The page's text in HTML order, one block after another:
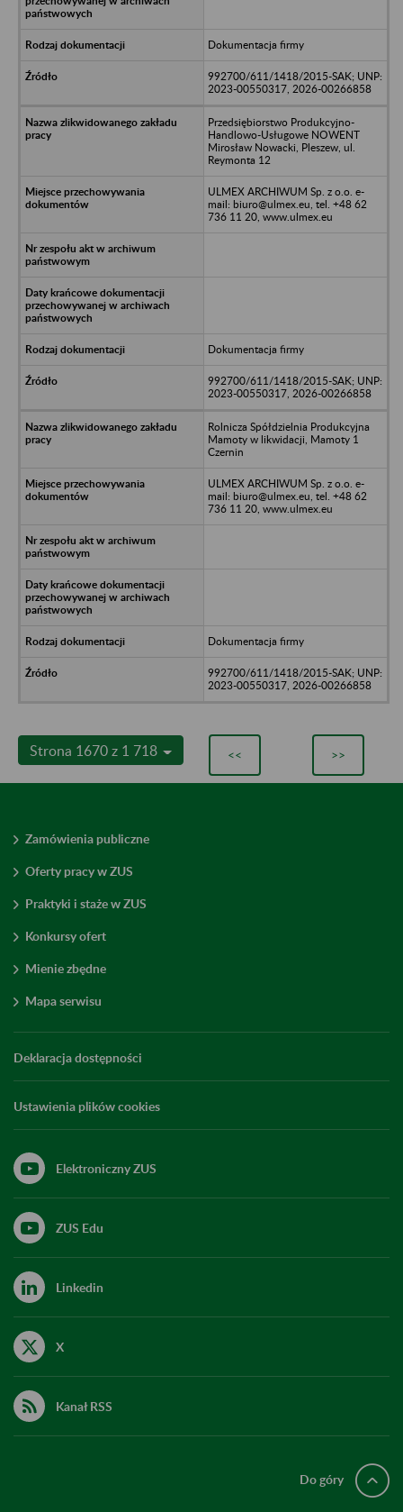
Dokumentacja firmy
992700/611/1418/2015-SAK; UNP:
2023-00550317, 2026-00266858
Przedsiębiorstwo Produkcyjno-
Handlowo-Usługowe NOWENT
Mirosław Nowacki, Pleszew, ul.
Reymonta 12
ULMEX ARCHIWUM Sp. z o.o. e-
mail: biuro@ulmex.eu, tel. +48 62
736 11 20, www.ulmex.eu
Dokumentacja firmy
992700/611/1418/2015-SAK; UNP:
2023-00550317, 2026-00266858
Rolnicza Spółdzielnia Produkcyjna
Mamoty w likwidacji, Mamoty 1
Czernin
ULMEX ARCHIWUM Sp. z o.o. e-
mail: biuro@ulmex.eu, tel. +48 62
736 11 20, www.ulmex.eu
Dokumentacja firmy
992700/611/1418/2015-SAK; UNP:
2023-00550317, 2026-00266858
Strona 1670 z 1 718 << >>
Zamówienia publiczne
Oferty pracy w ZUS
Praktyki i staże w ZUS
Konkursy ofert
Mienie zbędne
Mapa serwisu
Deklaracja dostępności
Ustawienia plików cookies
Elektroniczny ZUS
ZUS Edu
Linkedin
X
Kanał RSS
Do góry